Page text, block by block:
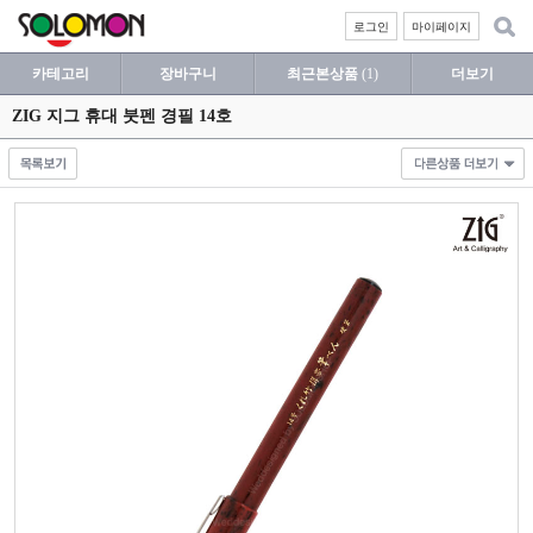
마이페이지
로그인
카테고리 장바구니 최근본상품 (1) 더보기
ZIG 지그 휴대 붓펜 경필 14호